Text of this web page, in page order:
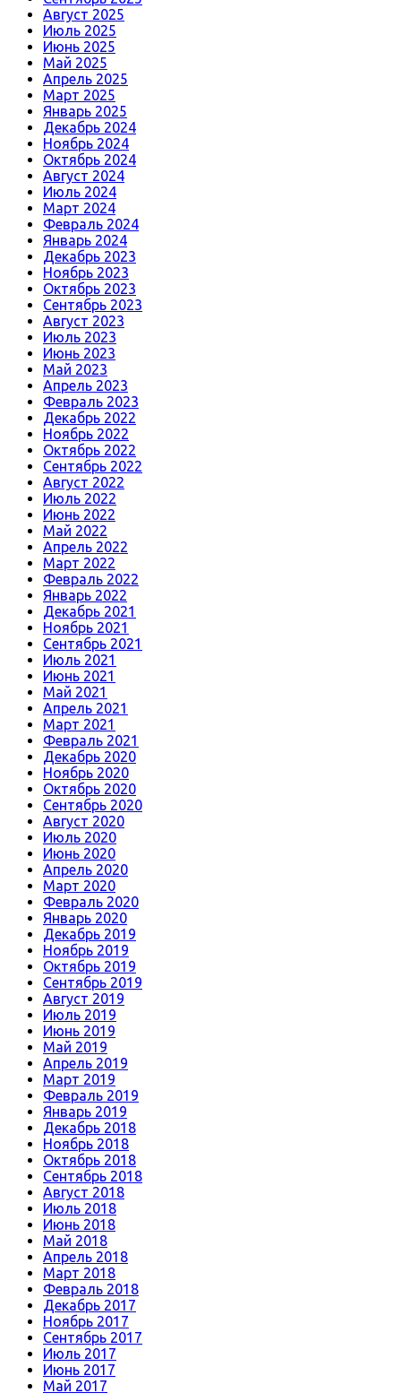
Август 2025
Июль 2025
Июнь 2025
Май 2025
Апрель 2025
Март 2025
Январь 2025
Декабрь 2024
Ноябрь 2024
Октябрь 2024
Август 2024
Июль 2024
Март 2024
Февраль 2024
Январь 2024
Декабрь 2023
Ноябрь 2023
Октябрь 2023
Сентябрь 2023
Август 2023
Июль 2023
Июнь 2023
Май 2023
Апрель 2023
Февраль 2023
Декабрь 2022
Ноябрь 2022
Октябрь 2022
Сентябрь 2022
Август 2022
Июль 2022
Июнь 2022
Май 2022
Апрель 2022
Март 2022
Февраль 2022
Январь 2022
Декабрь 2021
Ноябрь 2021
Сентябрь 2021
Июль 2021
Июнь 2021
Май 2021
Апрель 2021
Март 2021
Февраль 2021
Декабрь 2020
Ноябрь 2020
Октябрь 2020
Сентябрь 2020
Август 2020
Июль 2020
Июнь 2020
Апрель 2020
Март 2020
Февраль 2020
Январь 2020
Декабрь 2019
Ноябрь 2019
Октябрь 2019
Сентябрь 2019
Август 2019
Июль 2019
Июнь 2019
Май 2019
Апрель 2019
Март 2019
Февраль 2019
Январь 2019
Декабрь 2018
Ноябрь 2018
Октябрь 2018
Сентябрь 2018
Август 2018
Июль 2018
Июнь 2018
Май 2018
Апрель 2018
Март 2018
Февраль 2018
Декабрь 2017
Ноябрь 2017
Сентябрь 2017
Июль 2017
Июнь 2017
Май 2017